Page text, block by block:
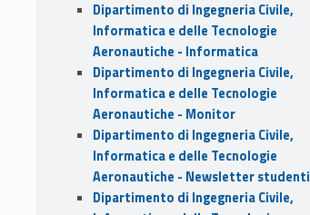
Dipartimento di Ingegneria Civile,
Informatica e delle Tecnologie
Aeronautiche - Informatica
Dipartimento di Ingegneria Civile,
Informatica e delle Tecnologie
Aeronautiche - Monitor
Dipartimento di Ingegneria Civile,
Informatica e delle Tecnologie
Aeronautiche - Newsletter studenti
Dipartimento di Ingegneria Civile,